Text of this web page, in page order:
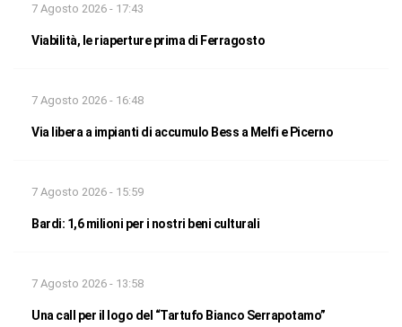
7 Agosto 2026 - 17:43
Viabilità, le riaperture prima di Ferragosto
7 Agosto 2026 - 16:48
Via libera a impianti di accumulo Bess a Melfi e Picerno
7 Agosto 2026 - 15:59
Bardi: 1,6 milioni per i nostri beni culturali
7 Agosto 2026 - 13:58
Una call per il logo del “Tartufo Bianco Serrapotamo”